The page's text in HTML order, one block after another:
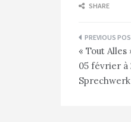
SHARE
de
l’article
« Tout
05 février à
Sprechwerk